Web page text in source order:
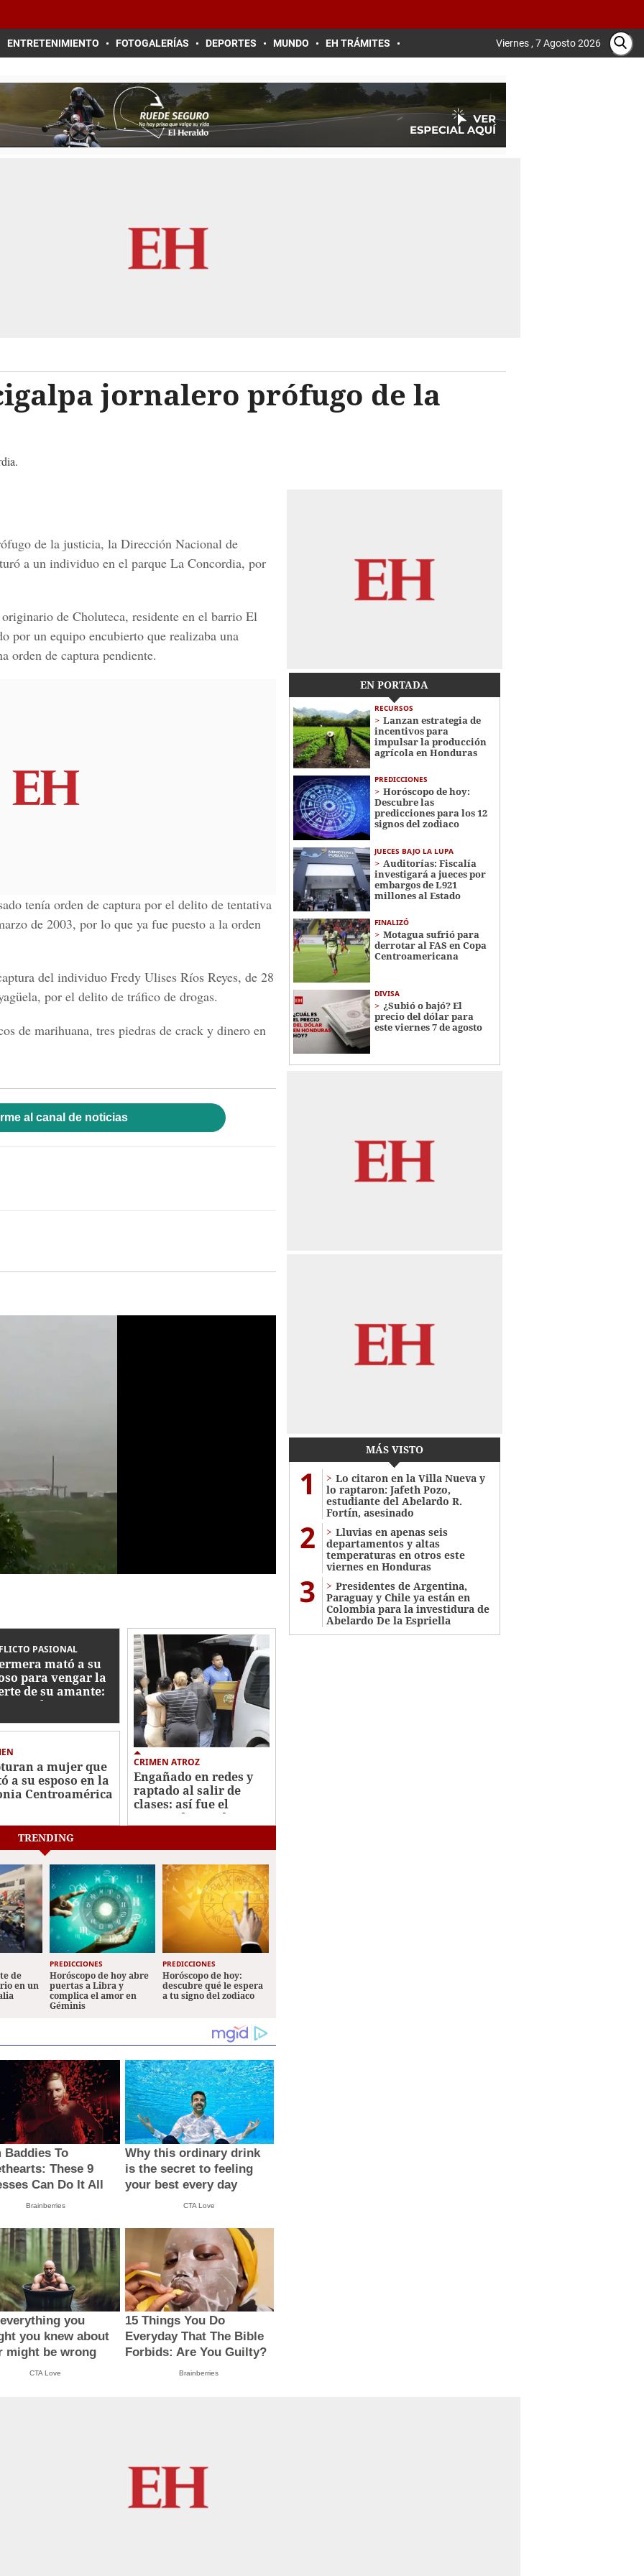
ENTRETENIMIENTO FOTOGALERÍAS DEPORTES MUNDO EH TRÁMITES Viernes , 7 Agosto 2026
jornalero prófugo de la
de la justicia, la Dirección Nacional de
a un individuo en el parque La Concordia, por
de Choluteca, residente en el barrio El
por un equipo encubierto que realizaba una
orden de captura pendiente.
tenía orden de captura por el delito de tentativa
de 2003, por lo que ya fue puesto a la orden
del individuo Fredy Ulises Ríos Reyes, de 28
por el delito de tráfico de drogas.
de marihuana, tres piedras de crack y dinero en
al canal de noticias
PASIONAL
mató a su
para vengar la
de su amante:
en la
a mujer que
a su esposo en la
Centroamérica
CRIMEN ATROZ
Engañado en redes y
raptado al salir de
clases: así fue el
crimen de estudiante
EN PORTADA
RECURSOS
Lanzan estrategia de
incentivos para
impulsar la producción
agrícola en Honduras
PREDICCIONES
Horóscopo de hoy:
Descubre las
predicciones para los 12
signos del zodiaco
JUECES BAJO LA LUPA
Auditorías: Fiscalía
investigará a jueces por
embargos de L921
millones al Estado
FINALIZÓ
Motagua sufrió para
derrotar al FAS en Copa
Centroamericana
DIVISA
¿Subió o bajó? El
precio del dólar para
este viernes 7 de agosto
MÁS VISTO
1
Lo citaron en la Villa Nueva y
lo raptaron: Jafeth Pozo,
estudiante del Abelardo R.
Fortín, asesinado
2
Lluvias en apenas seis
departamentos y altas
temperaturas en otros este
viernes en Honduras
3
Presidentes de Argentina,
Paraguay y Chile ya están en
Colombia para la investidura de
Abelardo De la Espriella
TRENDING
de
en un
PREDICCIONES
Horóscopo de hoy abre
puertas a Libra y
complica el amor en
Géminis
PREDICCIONES
Horóscopo de hoy:
descubre qué le espera
a tu signo del zodiaco
Baddies To
These 9
Can Do It All
Brainberries
Why this ordinary drink
is the secret to feeling
your best every day
CTA Love
you
you knew about
might be wrong
CTA Love
15 Things You Do
Everyday That The Bible
Forbids: Are You Guilty?
Brainberries